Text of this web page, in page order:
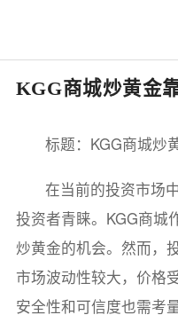
KGG商城炒黄金
标题：KGG商城炒
在当前的投资市场
投资者青睐。KGG商城
炒黄金的机会。然而，
市场波动性较大，价格
安全性和可信度也需考